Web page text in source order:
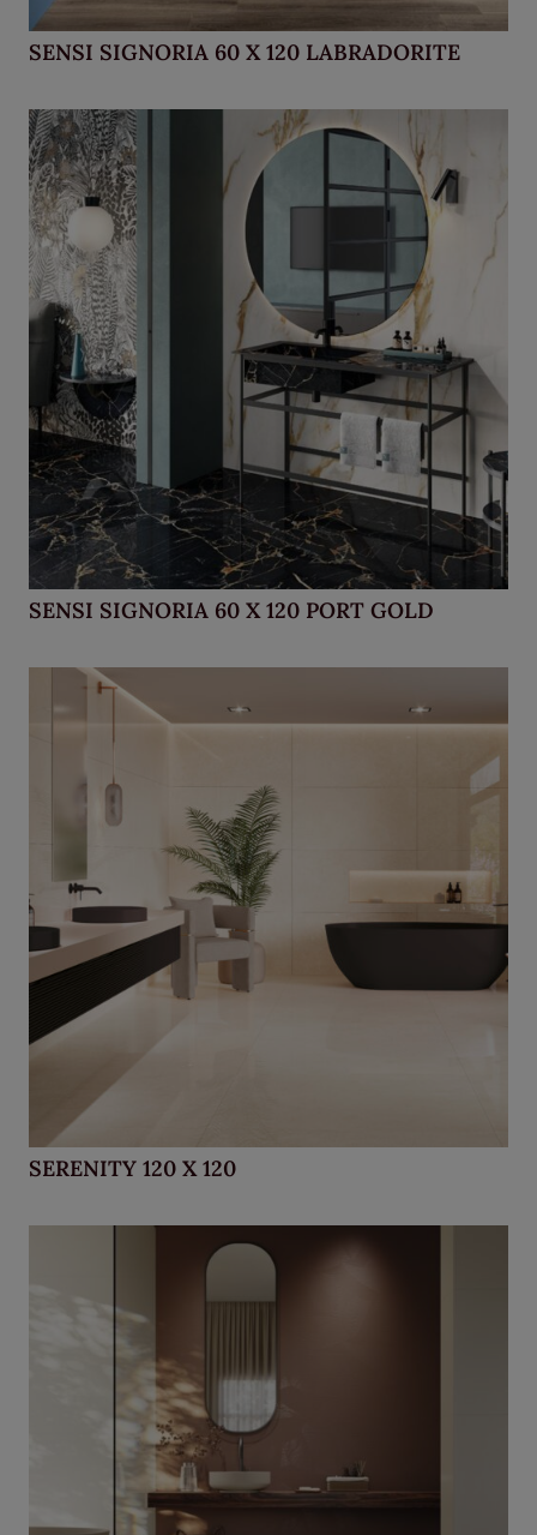
SENSI SIGNORIA 60 X 120 LABRADORITE
SENSI SIGNORIA 60 X 120 PORT GOLD
SERENITY 120 X 120